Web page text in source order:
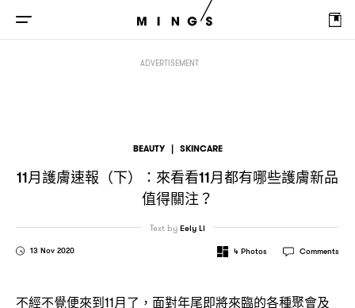
ADVERTISEMENT
BEAUTY | SKINCARE
11月護膚速報 （下）： 來看看11月都有哪些護膚新品
值得關注？
13 Nov 2020
Text byEely Li
4 Photos Comments
不經不覺便來到11月了 ， 面對年尾即將來臨的各種聚會及
來看看11 月都有哪些護膚新品值得關注